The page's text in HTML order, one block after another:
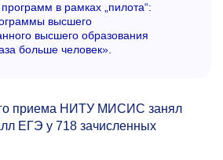
в рамках „пилота“:
высшего
высшего образования
больше человек».
приема НИТУ МИСИС занял
ЕГЭ у 718 зачисленных